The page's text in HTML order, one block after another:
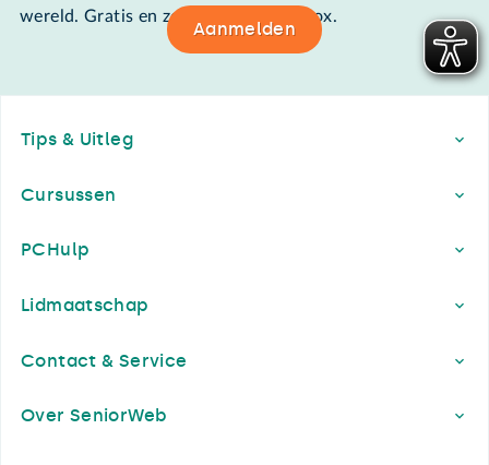
wereld. Gratis en zomaar in de mailbox.
Aanmelden
Tips & Uitleg
Cursussen
PCHulp
Lidmaatschap
Contact & Service
Over SeniorWeb